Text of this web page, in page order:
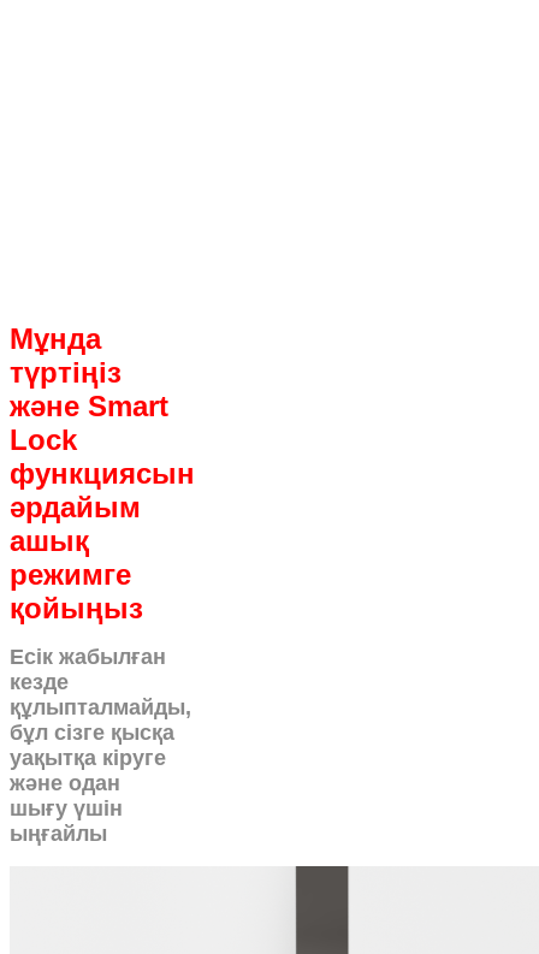
Мұнда
түртіңіз
және Smart
Lock
функциясын
әрдайым
ашық
режимге
қойыңыз
Есік жабылған
кезде
құлыпталмайды,
бұл сізге қысқа
уақытқа кіруге
және одан
шығу үшін
ыңғайлы